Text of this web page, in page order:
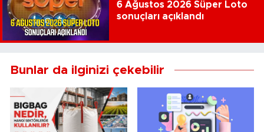
6 Ağustos 2026 Süper Loto
sonuçları açıklandı
Bunlar da ilginizi çekebilir